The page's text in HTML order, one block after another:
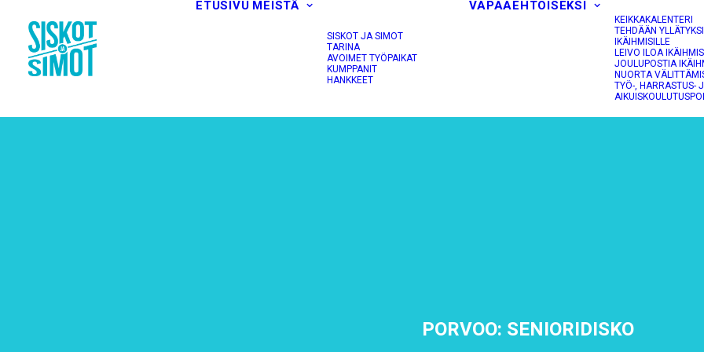
ETUSIVU MEISTÄ
SISKOT JA SIMOT
TARINA
AVOIMET TYÖPAIKAT
KUMPPANIT
HANKKEET
VAPAAEHTOISEKSI
KEIKKAKALENTERI
TEHDÄÄN
IKÄIHMISILLE
LEIVO ILOA
JOULUPOSTIA
NUORTA
TYÖ-, HARRASTUS-
PORVOO: SENIORIDISKO